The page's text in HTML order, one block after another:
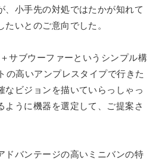
、小手先の対処ではたかが知れて
いとのご意向でした。
サブウーファーというシンプル構
の高いアンプレスタイプで行きた
なビジョンを描いていらっしゃっ
ように機器を選定して、ご提案さ
ドバンテージの高いミニバンの特